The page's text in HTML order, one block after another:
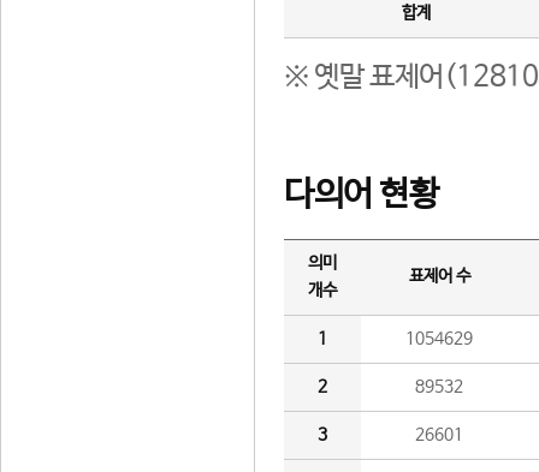
합계
※ 옛말 표제어(12810
다의어 현황
의미
개수
표제어 수
1 1054629
2 89532
3 26601